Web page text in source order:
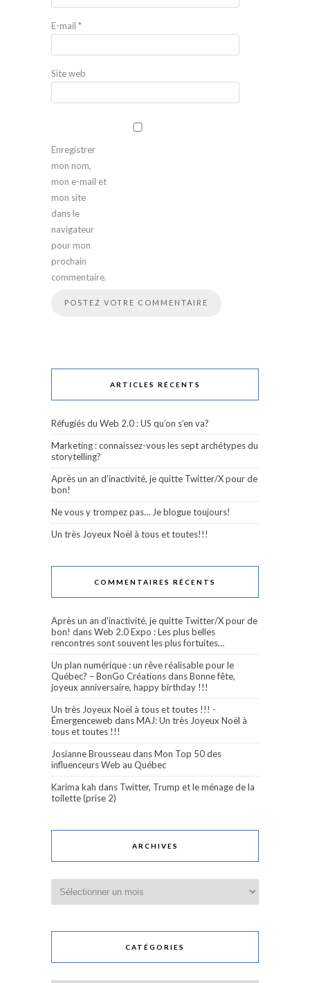
E-mail *
Site web
Enregistrer
mon nom,
mon e-mail et
mon site
dans le
navigateur
pour mon
prochain
commentaire.
ARTICLES RÉCENTS
Réfugiés du Web 2.0 : US qu’on s’en va?
Marketing : connaissez-vous les sept archétypes du
storytelling?
Après un an d’inactivité, je quitte Twitter/X pour de
bon!
Ne vous y trompez pas… Je blogue toujours!
Un très Joyeux Noël à tous et toutes!!!
COMMENTAIRES RÉCENTS
Après un an d'inactivité, je quitte Twitter/X pour de
bon! dansWeb 2.0 Expo : Les plus belles
rencontres sont souvent les plus fortuites…
Un plan numérique : un rêve réalisable pour le
Québec? – BonGo CréationsdansBonne fête,
joyeux anniversaire, happy birthday !!!
Un très Joyeux Noël à tous et toutes !!! -
Émergenceweb dansMAJ: Un très Joyeux Noël à
tous et toutes !!!
Josianne Brousseau dansMon Top 50 des
influenceurs Web au Québec
Karima kah dans Twitter, Trump et le ménage de la
toilette (prise 2)
ARCHIVES
CATÉGORIES